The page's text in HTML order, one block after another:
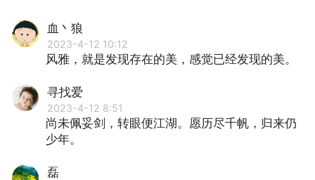
血丶狼
2023-4-12 10:12
风雅，就是发现存在的美，感觉已经发现的美。
寻找爱
2023-4-12 8:51
尚未佩妥剑，转眼便江湖。愿历尽千帆，归来仍
少年。
磊